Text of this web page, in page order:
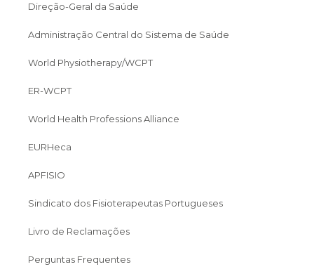
Direção-Geral da Saúde
Administração Central do Sistema de Saúde
World Physiotherapy/WCPT
ER-WCPT
World Health Professions Alliance
EURHeca
APFISIO
Sindicato dos Fisioterapeutas Portugueses
Livro de Reclamações
Perguntas Frequentes